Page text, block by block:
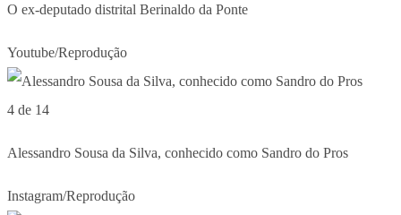
O ex-deputado distrital Berinaldo da Ponte
Youtube/Reprodução
4 de 14
Alessandro Sousa da Silva, conhecido como Sandro do Pros
Instagram/Reprodução